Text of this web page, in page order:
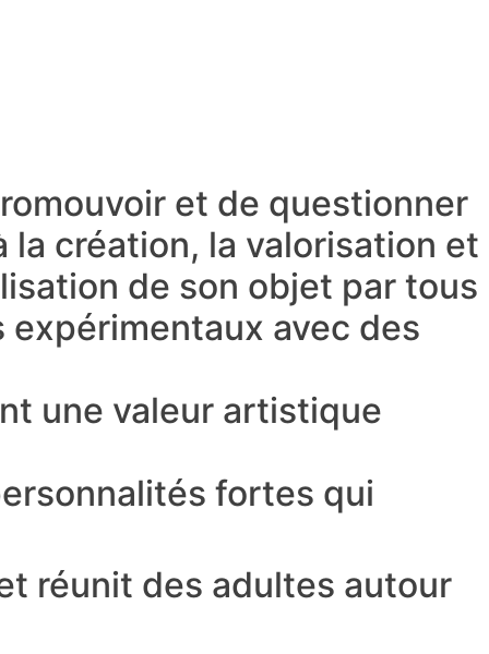
et de questionner
création, la valorisation et
de son objet par tous
expérimentaux avec des
une valeur artistique
fortes qui
réunit des adultes autour